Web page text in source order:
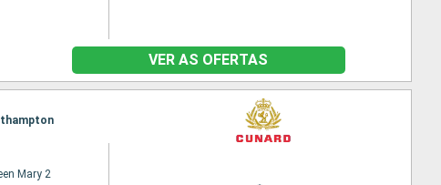
VER AS OFERTAS
Mary 2